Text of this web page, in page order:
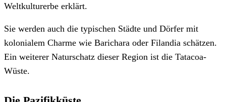
Weltkulturerbe erklärt.
Sie werden auch die typischen Städte und Dörfer mit
kolonialem Charme wie Barichara oder Filandia schätzen.
Ein weiterer Naturschatz dieser Region ist die Tatacoa-
Wüste.